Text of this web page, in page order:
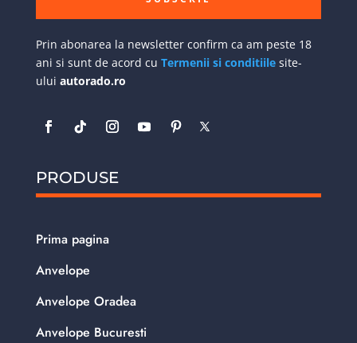
Prin abonarea la newsletter confirm ca am peste 18
ani si sunt de acord cu Termenii si conditiilesite-
ului autorado.ro
PRODUSE
Prima pagina
Anvelope
Anvelope Oradea
Anvelope Bucuresti